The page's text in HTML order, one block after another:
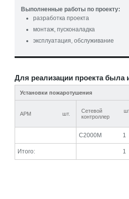
Выполненные работы по проекту:
разработка проекта
монтаж, пусконаладка
эксплуатация, обслуживание
Для реализации проекта
Установки пожаротушения
АРМ шт.
Сетевой
контроллер
С2000М 1
Итого: 1